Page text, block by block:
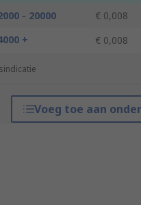
- 20000
€ 0,008
+
€ 0,008
Voeg toe aan